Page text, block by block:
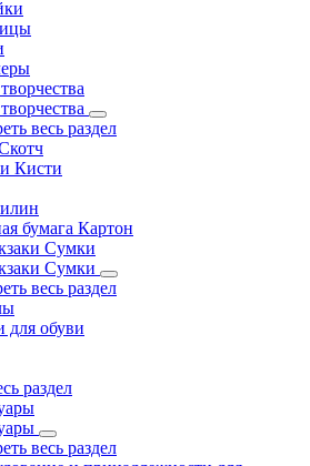
весь раздел
Кисти
бумага Картон
Сумки
Сумки
весь раздел
для обуви
раздел
весь раздел